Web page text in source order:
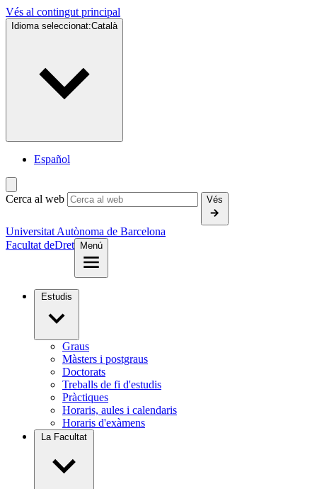
Vés al contingut principal
Idioma seleccionat:Català
Español
Cerca al web Vés
Universitat Autònoma de Barcelona
Facultat deDret Menú
Estudis
Graus
Màsters i postgraus
Doctorats
Treballs de fi d'estudis
Pràctiques
Horaris, aules i calendaris
Horaris d'exàmens
La Facultat